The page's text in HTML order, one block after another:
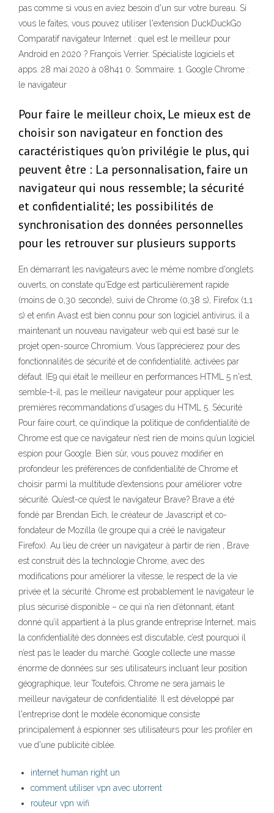
pas comme si vous en aviez besoin d'un sur votre bureau. Si
vous le faites, vous pouvez utiliser l'extension DuckDuckGo
Comparatif navigateur Internet : quel est le meilleur pour
Android en 2020 ? François Verrier. Spécialiste logiciels et
apps. 28 mai 2020 à 08h41 0. Sommaire. 1. Google Chrome :
le navigateur
Pour faire le meilleur choix, Le mieux est de
choisir son navigateur en fonction des
caractéristiques qu'on privilégie le plus, qui
peuvent être : La personnalisation, faire un
navigateur qui nous ressemble; la sécurité
et confidentialité; les possibilités de
synchronisation des données personnelles
pour les retrouver sur plusieurs supports
En démarrant les navigateurs avec le même nombre d'onglets
ouverts, on constate qu'Edge est particulièrement rapide
(moins de 0,30 seconde), suivi de Chrome (0,38 s), Firefox (1,1
s) et enfin Avast est bien connu pour son logiciel antivirus, il a
maintenant un nouveau navigateur web qui est basé sur le
projet open-source Chromium. Vous l’apprécierez pour des
fonctionnalités de sécurité et de confidentialité, activées par
défaut. IE9 qui était le meilleur en performances HTML 5 n'est,
semble-t-il, pas le meilleur navigateur pour appliquer les
premières recommandations d'usages du HTML 5. Sécurité
Pour faire court, ce qu’indique la politique de confidentialité de
Chrome est que ce navigateur n’est rien de moins qu’un logiciel
espion pour Google. Bien sûr, vous pouvez modifier en
profondeur les préférences de confidentialité de Chrome et
choisir parmi la multitude d’extensions pour améliorer votre
sécurité. Qu’est-ce qu’est le navigateur Brave? Brave a été
fondé par Brendan Eich, le créateur de Javascript et co-
fondateur de Mozilla (le groupe qui a créé le navigateur
Firefox). Au lieu de créer un navigateur à partir de rien , Brave
est construit dès la technologie Chrome, avec des
modifications pour améliorer la vitesse, le respect de la vie
privée et la sécurité. Chrome est probablement le navigateur le
plus sécurisé disponible – ce qui n’a rien d’étonnant, étant
donné qu’il appartient à la plus grande entreprise Internet, mais
la confidentialité des données est discutable, c’est pourquoi il
n’est pas le leader du marché. Google collecte une masse
énorme de données sur ses utilisateurs incluant leur position
géographique, leur Toutefois, Chrome ne sera jamais le
meilleur navigateur de confidentialité. Il est développé par
l'entreprise dont le modèle économique consiste
principalement à espionner ses utilisateurs pour les profiler en
vue d'une publicité ciblée.
internet human right un
comment utiliser vpn avec utorrent
routeur vpn wifi